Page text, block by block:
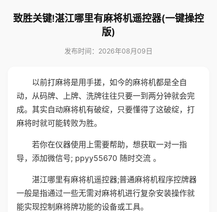
致胜关键!湛江哪里有麻将机遥控器(一键操控
版)
发布时间：2026年08月09日
以前打麻将是用手搓，如今的麻将机都是全自
动，从码牌、上牌、洗牌往往只要一到两分钟就会完
成。其实自动麻将机有破绽，只要懂得了这破绽，打
麻将时就可能转败为胜。
若你在仪器使用上需要帮助，想获取一对一指
导，添加微信号; ppyy55670 随时交流 。
湛江哪里有麻将机遥控器;普通麻将机程序控牌器
一般是指通过一些无需对麻将机进行复杂安装操作就
能实现控制麻将牌功能的设备或工具。